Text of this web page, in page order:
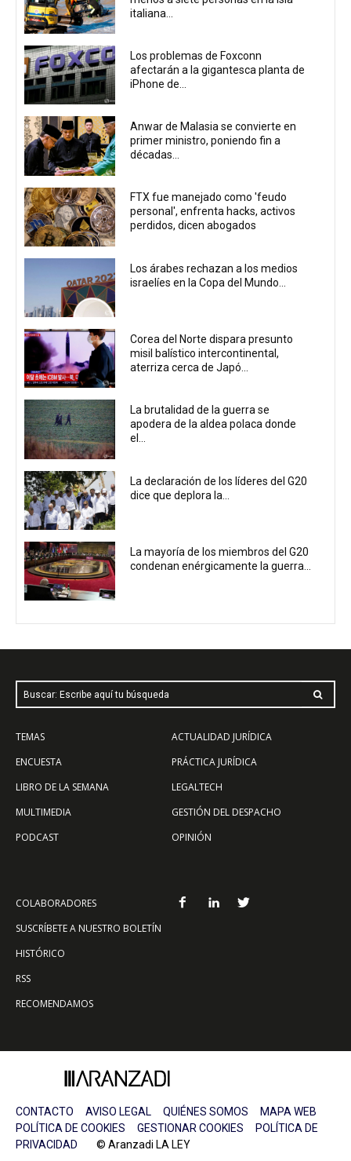
italiana...
Los problemas de Foxconn
afectarán a la gigantesca planta de
iPhone de...
Anwar de Malasia se convierte en
primer ministro, poniendo fin a
décadas...
FTX fue manejado como 'feudo
personal', enfrenta hacks, activos
perdidos, dicen abogados
Los árabes rechazan a los medios
israelíes en la Copa del Mundo...
Corea del Norte dispara presunto
misil balístico intercontinental,
aterriza cerca de Japó...
La brutalidad de la guerra se
apodera de la aldea polaca donde
el...
La declaración de los líderes del G20
dice que deplora la...
La mayoría de los miembros del G20
condenan enérgicamente la guerra...
Buscar: Escribe aquí tu búsqueda
TEMAS
ENCUESTA
LIBRO DE LA SEMANA
MULTIMEDIA
PODCAST
ACTUALIDAD JURÍDICA
PRÁCTICA JURÍDICA
LEGALTECH
GESTIÓN DEL DESPACHO
OPINIÓN
COLABORADORES
SUSCRÍBETE A NUESTRO BOLETÍN
HISTÓRICO
RSS
RECOMENDAMOS
CONTACTO AVISO LEGAL QUIÉNES SOMOS
MAPA WEB
POLÍTICA DE COOKIES
GESTIONAR COOKIES
POLÍTICA DE
PRIVACIDAD © Aranzadi LA LEY